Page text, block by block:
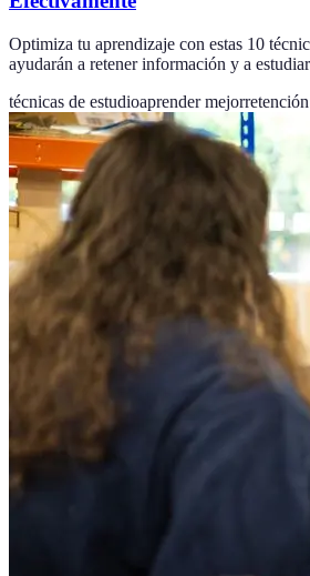
Optimiza tu aprendizaje con estas 10
ayudarán a retener información y a
técnicas de estudioaprender mejor